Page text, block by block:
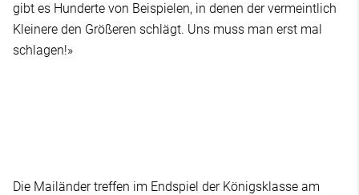
gibt es Hunderte von Beispielen, in denen der vermeintlich
Kleinere den Größeren schlägt. Uns muss man erst mal
schlagen!»
Die Mailänder treffen im Endspiel der Königsklasse am